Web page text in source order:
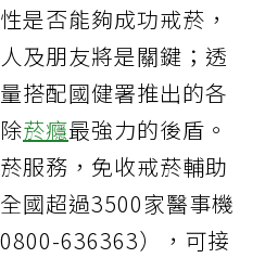
是否能夠成功戒菸，
及朋友將是關鍵；透
搭配國健署推出的各
菸癮最強力的後盾。
服務，免收戒菸輔助
國超過3500家醫事機
636363），可接